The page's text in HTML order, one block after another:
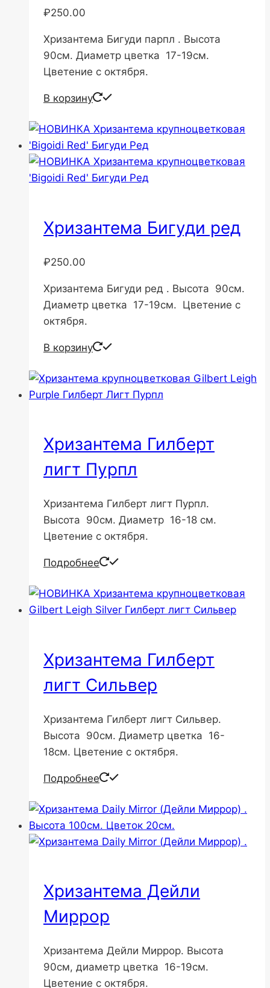
₽250.00
Хризантема Бигуди парпл . Высота
90см. Диаметр цветка 17-19см.
Цветение с октября.
В корзину
Хризантема Бигуди ред
₽250.00
Хризантема Бигуди ред . Высота 90см.
Диаметр цветка 17-19см. Цветение с
октября.
В корзину
Хризантема Гилберт
лигт Пурпл
Хризантема Гилберт лигт Пурпл.
Высота 90см. Диаметр 16-18 см.
Цветение с октября.
Подробнее
Хризантема Гилберт
лигт Сильвер
Хризантема Гилберт лигт Сильвер.
Высота 90см. Диаметр цветка 16-
18см. Цветение с октября.
Подробнее
Хризантема Дейли
Миррор
Хризантема Дейли Миррор. Высота
90см, диаметр цветка 16-19см.
Цветение с октября.